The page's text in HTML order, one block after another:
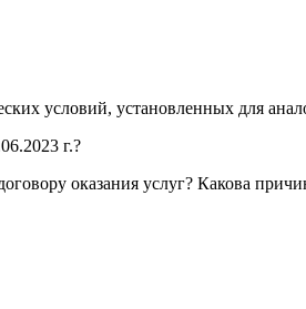
условий, установленных для
г.?
оказания услуг? Какова